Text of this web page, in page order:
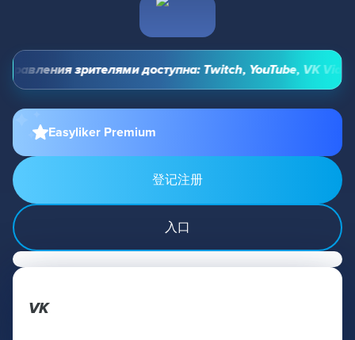
зрителями доступна: Twitch, YouTube, VK Video
Easyliker Premium
登记注册
入口
VK